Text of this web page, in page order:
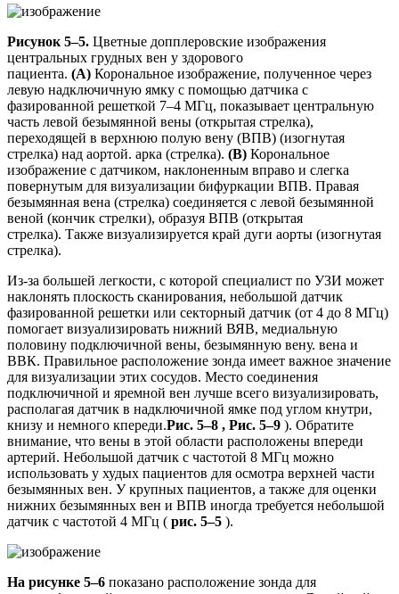
Рисунок 5–5. Цветные допплеровские изображения
центральных грудных вен у здорового
пациента. (A) Корональное изображение, полученное через
левую надключичную ямку с помощью датчика с
фазированной решеткой 7–4 МГц, показывает центральную
часть левой безымянной вены (открытая стрелка),
переходящей в верхнюю полую вену (ВПВ) (изогнутая
стрелка) над аортой. арка (стрелка). (B) Корональное
изображение с датчиком, наклоненным вправо и слегка
повернутым для визуализации бифуркации ВПВ. Правая
безымянная вена (стрелка) соединяется с левой безымянной
веной (кончик стрелки), образуя ВПВ (открытая
стрелка). Также визуализируется край дуги аорты (изогнутая
стрелка).
Из-за большей легкости, с которой специалист по УЗИ может
наклонять плоскость сканирования, небольшой датчик
фазированной решетки или секторный датчик (от 4 до 8 МГц)
помогает визуализировать нижний ВЯВ, медиальную
половину подключичной вены, безымянную вену. вена и
ВВК. Правильное расположение зонда имеет важное значение
для визуализации этих сосудов. Место соединения
подключичной и яремной вен лучше всего визуализировать,
располагая датчик в надключичной ямке под углом кнутри,
книзу и немного кпереди.Рис. 5–8 , Рис. 5–9 ). Обратите
внимание, что вены в этой области расположены впереди
артерий. Небольшой датчик с частотой 8 МГц можно
использовать у худых пациентов для осмотра верхней части
безымянных вен. У крупных пациентов, а также для оценки
нижних безымянных вен и ВПВ иногда требуется небольшой
датчик с частотой 4 МГц ( рис. 5–5 ).
На рисунке 5–6 показано расположение зонда для